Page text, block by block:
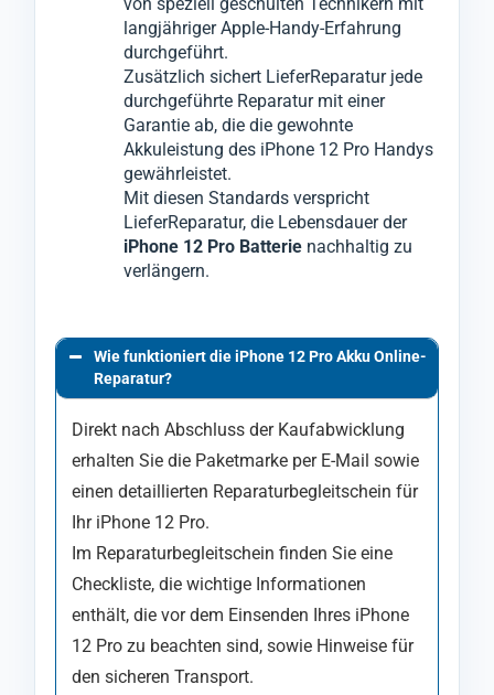
langjähriger Apple-Handy-Erfahrung
durchgeführt.
Zusätzlich sichert LieferReparatur jede
durchgeführte Reparatur mit einer
Garantie ab, die die gewohnte
Akkuleistung des iPhone 12 Pro Handys
gewährleistet.
Mit diesen Standards verspricht
LieferReparatur, die Lebensdauer der
iPhone 12 Pro Batterie nachhaltig zu
verlängern.
Wie funktioniert die iPhone 12 Pro Akku Online-
Reparatur?
Direkt nach Abschluss der Kaufabwicklung
erhalten Sie die Paketmarke per E-Mail sowie
einen detaillierten Reparaturbegleitschein für
Ihr iPhone 12 Pro.
Im Reparaturbegleitschein finden Sie eine
Checkliste, die wichtige Informationen
enthält, die vor dem Einsenden Ihres iPhone
12 Pro zu beachten sind, sowie Hinweise für
den sicheren Transport.